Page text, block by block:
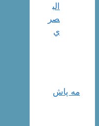
الب
صر
ي
مه پاش